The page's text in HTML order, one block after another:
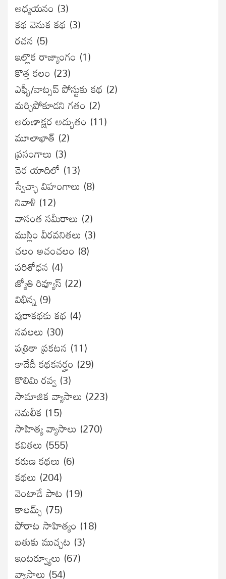
అధ్యయనం (3)
కథ వెనుక కథ (3)
రచన (5)
ఇల్లొక రాజ్యాంగం (1)
కొత్త కలం (23)
ఎఫ్బీ/వాట్సప్ పోస్టుకు కథ (2)
మర్చిపోకూడని గతం (2)
అరుణాక్షర అద్భుతం (11)
మూలాఖాత్ (2)
ప్రసంగాలు (3)
చెర యాదిలో (13)
స్వేచ్ఛా విహంగాలు (8)
నివాళి (12)
వాసంత సమీరాలు (2)
ముస్లిం వీరవనితలు (3)
చలం అచంచలం (8)
ప‌రిశోధ‌న‌ (4)
జ్యోతి రివ్యూస్ (22)
విభిన్న (9)
పురాకథకు కథ (4)
నవలలు (30)
పత్రికా ప్రకటన (11)
కాదేదీ కథకనర్హం (29)
కొలిమి రవ్వ (3)
సామాజిక వ్యాసాలు (223)
నెమలీక (15)
సాహిత్య వ్యాసాలు (270)
కవితలు (555)
కరుణ కథలు (6)
కథలు (204)
వెంటాడే పాట (19)
కాలమ్స్ (75)
పోరాట సాహిత్యం (18)
బతుకు ముచ్చట (3)
ఇంటర్వ్యూలు (67)
వ్యాసాలు (54)